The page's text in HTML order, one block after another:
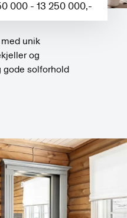
000 - 13 250 000,-
unik
og
gode solforhold